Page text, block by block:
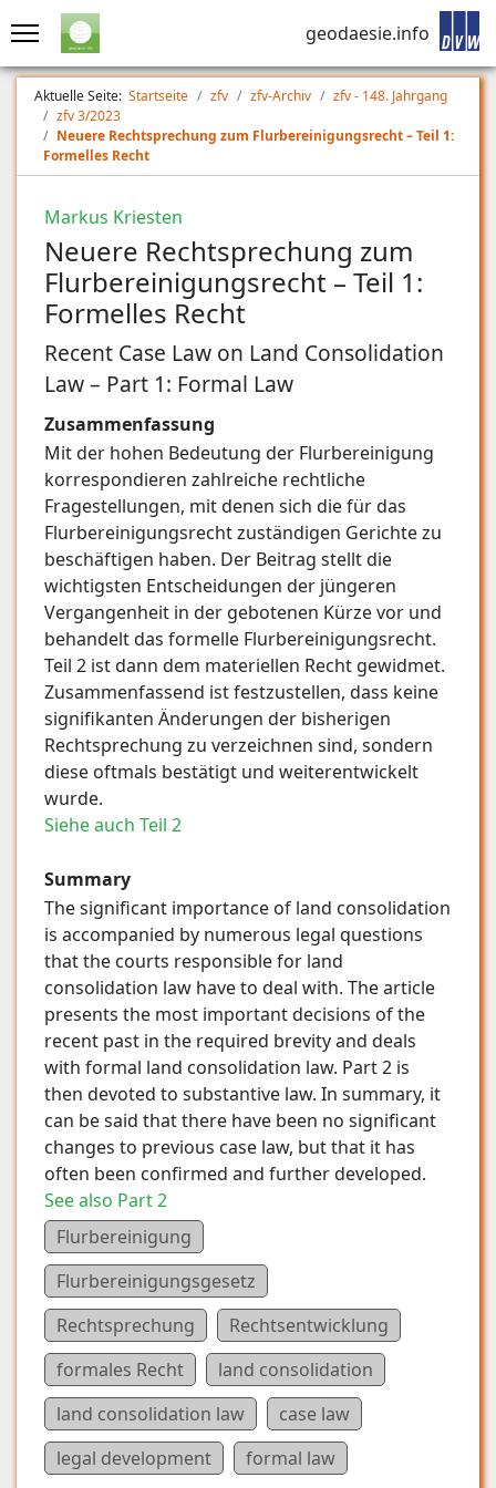
geodaesie.info
Aktuelle Seite: Startseite zfv zfv-Archiv
zfv - 148. Jahrgang
zfv 3/2023
Neuere Rechtsprechung zum Flurbereinigungsrecht – Teil 1:
Formelles Recht
Markus Kriesten
Neuere Rechtsprechung zum
Flurbereinigungsrecht – Teil 1:
Formelles Recht
Recent Case Law on Land Consolidation
Law – Part 1: Formal Law
Zusammenfassung
Mit der hohen Bedeutung der Flurbereinigung
korrespondieren zahlreiche rechtliche
Fragestellungen, mit denen sich die für das
Flurbereinigungsrecht zuständigen Gerichte zu
beschäftigen haben. Der Beitrag stellt die
wichtigsten Entscheidungen der jüngeren
Vergangenheit in der gebotenen Kürze vor und
behandelt das formelle Flurbereinigungsrecht.
Teil 2 ist dann dem materiellen Recht gewidmet.
Zusammenfassend ist festzustellen, dass keine
signifikanten Änderungen der bisherigen
Rechtsprechung zu verzeichnen sind, sondern
diese oftmals bestätigt und weiterentwickelt
wurde.
Siehe auch Teil 2
Summary
The significant importance of land consolidation
is accompanied by numerous legal questions
that the courts responsible for land
consolidation law have to deal with. The article
presents the most important decisions of the
recent past in the required brevity and deals
with formal land consolidation law. Part 2 is
then devoted to substantive law. In summary, it
can be said that there have been no significant
changes to previous case law, but that it has
often been confirmed and further developed.
See also Part 2
Flurbereinigung
Flurbereinigungsgesetz
Rechtsprechung
Rechtsentwicklung
formales Recht
land consolidation
land consolidation law
case law
legal development
formal law